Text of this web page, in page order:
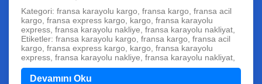
Kategori: fransa karayolu kargo, fransa kargo, fransa acil
kargo, fransa express kargo, kargo, fransa karayolu
express, fransa karayolu nakliye, fransa karayolu nakliyat,
Etiketler: fransa karayolu kargo, fransa kargo, fransa acil
kargo, fransa express kargo, kargo, fransa karayolu
express, fransa karayolu nakliye, fransa karayolu nakliyat,
Devamını Oku